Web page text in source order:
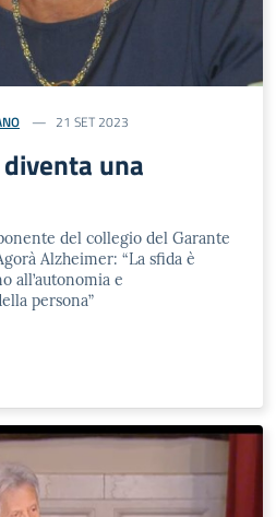
21 SET 2023
una
del collegio del Garante
Alzheimer: “La sfida è
all’autonomia e
persona”